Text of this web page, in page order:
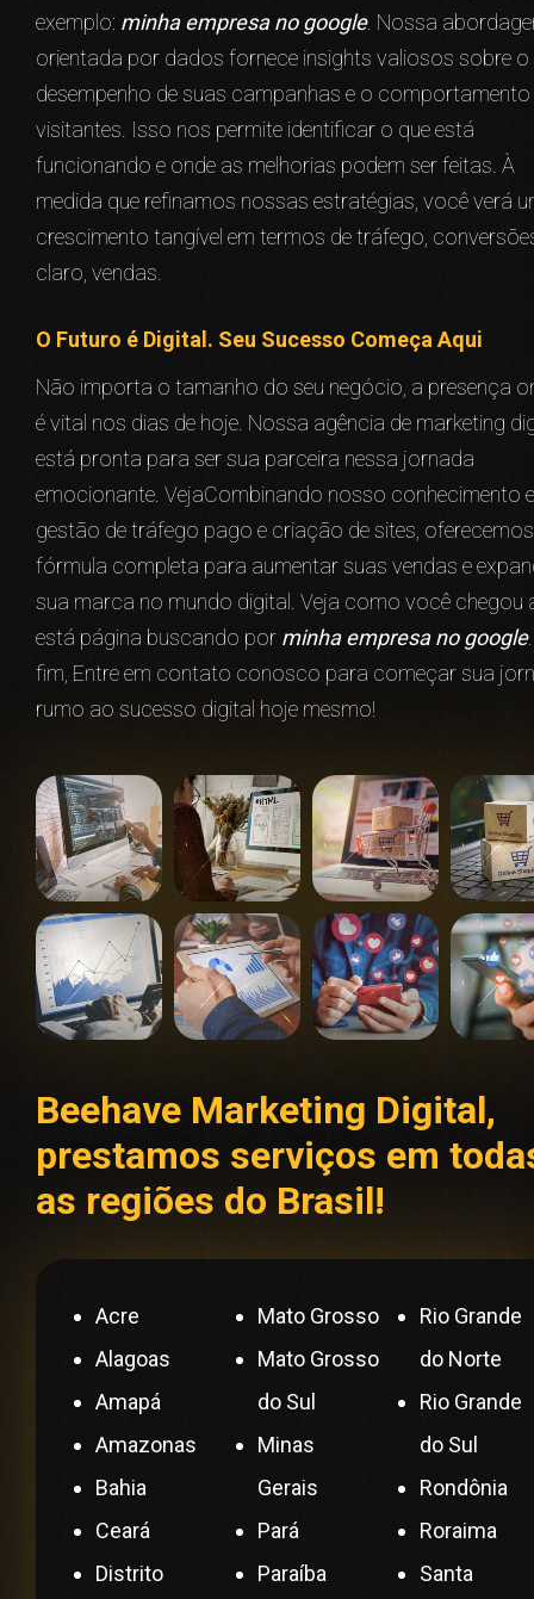
exemplo: minha empresa no google. Nossa
orientada por dados fornece insights valiosos sobre o
desempenho de suas campanhas e o
visitantes. Isso nos permite identificar o que está
funcionando e onde as melhorias podem ser feitas. À
medida que refinamos nossas estratégias, você verá
crescimento tangível em termos de tráfego,
claro, vendas.
O Futuro é Digital. Seu Sucesso Começa Aqui
Não importa o tamanho do seu negócio, a presença
é vital nos dias de hoje. Nossa agência de marketing
está pronta para ser sua parceira nessa jornada
emocionante. VejaCombinando nosso conhecimento
gestão de tráfego pago e criação de sites,
fórmula completa para aumentar suas vendas e
sua marca no mundo digital. Veja como você chegou
está página buscando por minha empresa no google
fim, Entre em contato conosco para começar sua
rumo ao sucesso digital hoje mesmo!
Beehave Marketing Digital,
prestamos serviços em
as regiões do Brasil!
Acre
Alagoas
Amapá
Amazonas
Bahia
Ceará
Distrito
Mato Grosso
Mato Grosso
do Sul
Minas
Gerais
Pará
Paraíba
Rio Grande
do Norte
Rio Grande
do Sul
Rondônia
Roraima
Santa